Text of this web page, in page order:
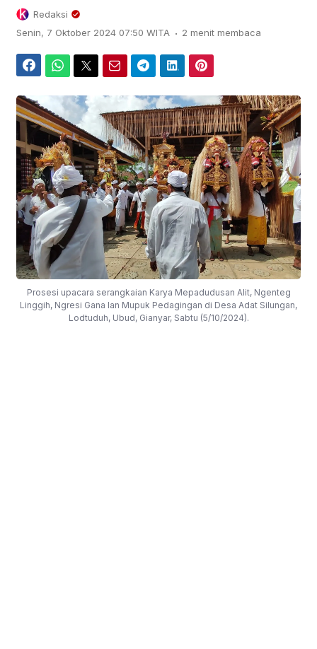
Redaksi
Senin, 7 Oktober 2024 07:50 WITA . 2 menit membaca
Prosesi upacara serangkaian Karya Mepadudusan Alit, Ngenteg
Linggih, Ngresi Gana lan Mupuk Pedagingan di Desa Adat Silungan,
Lodtuduh, Ubud, Gianyar, Sabtu (5/10/2024).